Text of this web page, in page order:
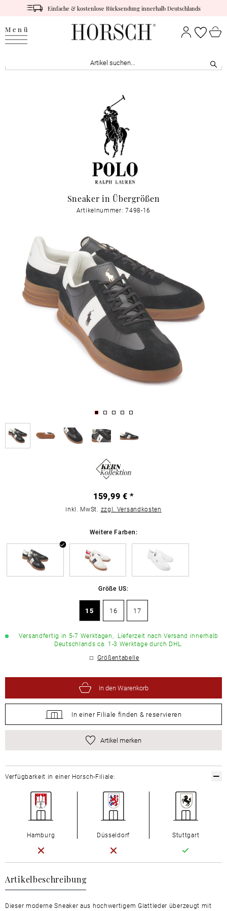
Einfache & kostenlose Rücksendung innerhalb Deutschlands
Menü
Sneaker in Übergrößen
Artikelnummer: 7498-16
159,99 € *
inkl. MwSt. zzgl. Versandkosten
Weitere Farben:
Größe US:
15 16 17
Versandfertig in 5-7 Werktagen, Lieferzeit nach Versand innerhalb
Deutschlands ca. 1-3 Werktage durch DHL.
Größentabelle
In den Warenkorb
In einer Filiale finden & reservieren
Artikel merken
Artikelbeschreibung
Dieser moderne Sneaker aus hochwertigem Glattleder überzeugt mit
Verfügbarkeit in einer Horsch-Filiale:
Hamburg Düsseldorf Stuttgart